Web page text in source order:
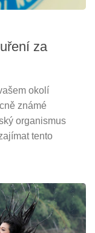
za
okolí
známé
organismus
tento